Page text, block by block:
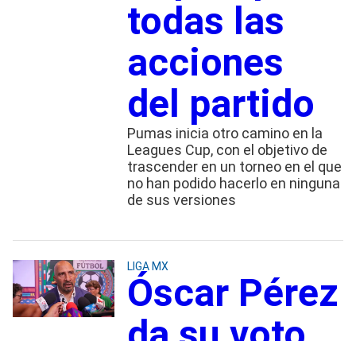
todas las
acciones
del partido
Pumas inicia otro camino en la
Leagues Cup, con el objetivo de
trascender en un torneo en el que
no han podido hacerlo en ninguna
de sus versiones
LIGA MX
Óscar Pérez